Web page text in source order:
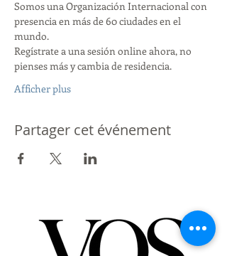
Somos una Organización Internacional con
presencia en más de 60 ciudades en el
mundo.
Regístrate a una sesión online ahora, no
pienses más y cambia de residencia.
Afficher plus
Partager cet événement